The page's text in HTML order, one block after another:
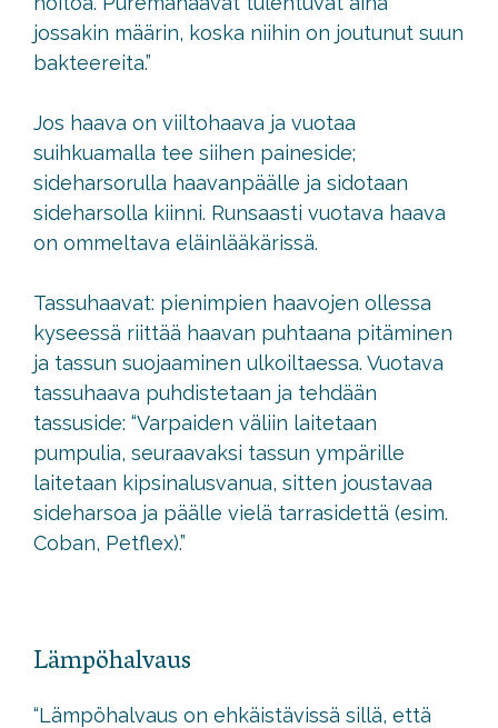
jossakin määrin, koska niihin on joutunut suun
bakteereita.”
Jos haava on viiltohaava ja vuotaa
suihkuamalla tee siihen paineside;
sideharsorulla haavanpäälle ja sidotaan
sideharsolla kiinni. Runsaasti vuotava haava
on ommeltava eläinlääkärissä.
Tassuhaavat: pienimpien haavojen ollessa
kyseessä riittää haavan puhtaana pitäminen
ja tassun suojaaminen ulkoiltaessa. Vuotava
tassuhaava puhdistetaan ja tehdään
tassuside: “Varpaiden väliin laitetaan
pumpulia, seuraavaksi tassun ympärille
laitetaan kipsinalusvanua, sitten joustavaa
sideharsoa ja päälle vielä tarrasidettä (esim.
Coban, Petflex).”
Lämpöhalvaus
“Lämpöhalvaus on ehkäistävissä sillä, että